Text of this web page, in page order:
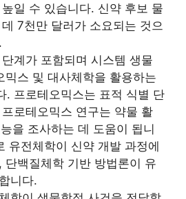
일 수 있습니다. 신약 후보 물
7천만 달러가 소요되는 것으
계가 포함되며 시스템 생물
믹스 및 대사체학을 활용하는
. 프로테오믹스는 표적 식별 단
로테오믹스 연구는 약물 활
을 조사하는 데 도움이 됩니
유전체학이 신약 개발 과정에
단백질체학 기반 방법론이 유
니다.